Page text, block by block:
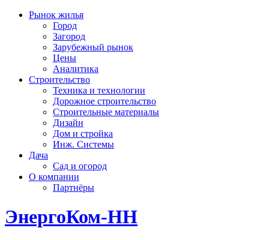
Рынок жилья
Город
Загород
Зарубежный рынок
Цены
Аналитика
Строительство
Техника и технологии
Дорожное строительство
Строительные материалы
Дизайн
Дом и стройка
Инж. Системы
Дача
Сад и огород
О компании
Партнёры
ЭнергоКом-НН